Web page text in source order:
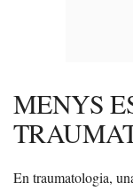
MENYS
En traumatologia,